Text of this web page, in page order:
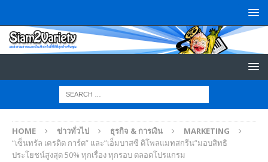
HOME ข่าวทั่วไป ธุรกิจ & การเงิน
MARKETING
“เซ็นทรัล เครดิต การ์ด” และ”เอ็มบาสซี ดิโพลแมทสกรีน”มอบสิทธิ
ประโยชน์สูงสุด 50% ทุกเรื่อง ทุกรอบ ตลอดโปรแกรม